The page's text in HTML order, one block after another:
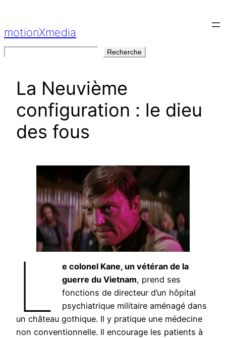
contenu
motionXmedia
Recherche
La Neuvième
configuration : le dieu
des fous
L
e colonel Kane, un vétéran de la
guerre du Vietnam, prend ses
fonctions de directeur d’un hôpital
psychiatrique militaire aménagé dans
un château gothique. Il y pratique une médecine
non conventionnelle. Il encourage les patients à